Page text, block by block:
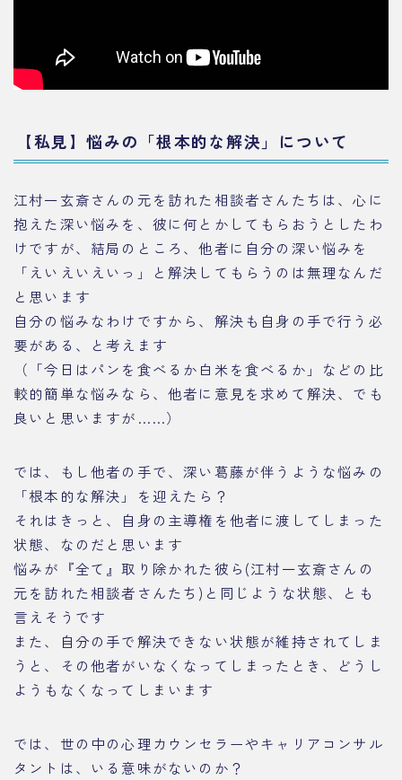
【私見】悩みの「根本的な解決」について
江村一玄斎さんの元を訪れた相談者さんたちは、心に
抱えた深い悩みを、彼に何とかしてもらおうとしたわ
けですが、結局のところ、他者に自分の深い悩みを
「えいえいえいっ」と解決してもらうのは無理なんだ
と思います
自分の悩みなわけですから、解決も自身の手で行う必
要がある、と考えます
（「今日はパンを食べるか白米を食べるか」などの比
較的簡単な悩みなら、他者に意見を求めて解決、でも
良いと思いますが……）
では、もし他者の手で、深い葛藤が伴うような悩みの
「根本的な解決」を迎えたら？
それはきっと、自身の主導権を他者に渡してしまった
状態、なのだと思います
悩みが『全て』取り除かれた彼ら(江村一玄斎さんの
元を訪れた相談者さんたち)と同じような状態、とも
言えそうです
また、自分の手で解決できない状態が維持されてしま
うと、その他者がいなくなってしまったとき、どうし
ようもなくなってしまいます
では、世の中の心理カウンセラーやキャリアコンサル
タントは、いる意味がないのか？